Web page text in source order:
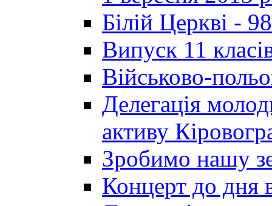
Білій Церкві -
Випуск 11
Військово-
Делегація
активу
Зробимо нашу
Концерт до дня